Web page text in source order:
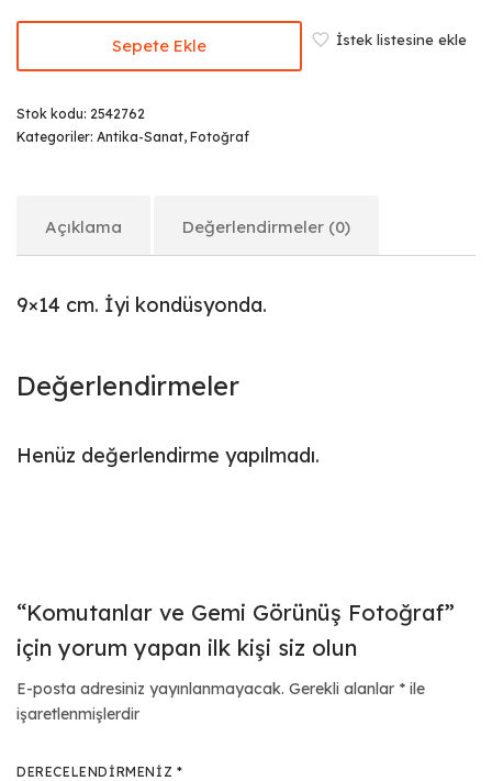
Sepete Ekle İstek listesine ekle
Stok kodu: 2542762
Kategoriler: Antika-Sanat, Fotoğraf
Açıklama Değerlendirmeler (0)
9×14 cm. İyi kondüsyonda.
Değerlendirmeler
Henüz değerlendirme yapılmadı.
“Komutanlar ve Gemi Görünüş Fotoğraf”
için yorum yapan ilk kişi siz olun
E-posta adresiniz yayınlanmayacak. Gerekli alanlar * ile
işaretlenmişlerdir
DERECELENDIRMENIZ *